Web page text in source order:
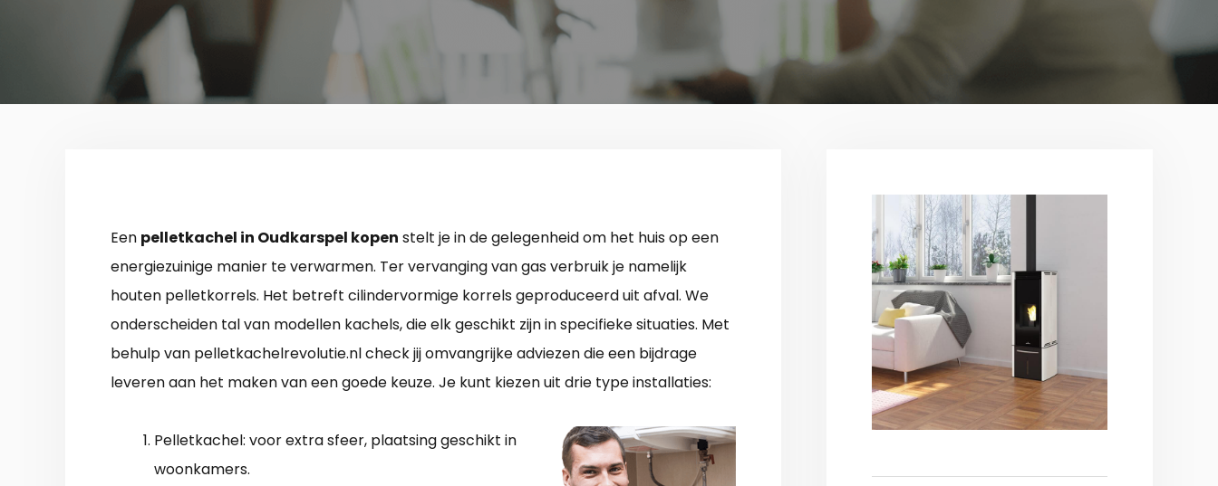
Een pelletkachel in Oudkarspel kopen stelt je in de gelegenheid om het huis op een
energiezuinige manier te verwarmen. Ter vervanging van gas verbruik je namelijk
houten pelletkorrels. Het betreft cilindervormige korrels geproduceerd uit afval. We
onderscheiden tal van modellen kachels, die elk geschikt zijn in specifieke situaties. Met
behulp van pelletkachelrevolutie.nl check jij omvangrijke adviezen die een bijdrage
leveren aan het maken van een goede keuze. Je kunt kiezen uit drie type installaties:
Pelletkachel: voor extra sfeer, plaatsing geschikt in
woonkamers.